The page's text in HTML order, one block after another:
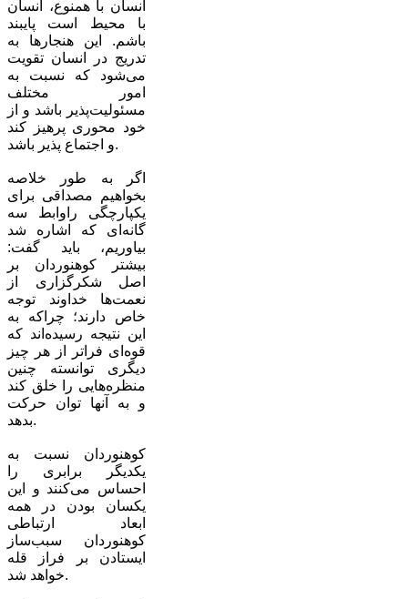
انسان با همنوع، انسان
با محیط است پایبند
باشم. این هنجارها به
تدریج در انسان تقویت
می‌شود که نسبت به
امور مختلف
مسئولیت‌پذیر باشد و از
خود محوری پرهیز کند
و اجتماع پذیر باشد.
اگر به طور خلاصه
بخواهیم مصداقی برای
یکپارچگی راوابط سه
گانه‌ای که اشاره شد
بیاوریم، باید گفت:
بیشتر کوهنوردان بر
اصل شکرگزاری از
نعمت‌ها خداوند توجه
خاص دارند؛ چراکه به
این نتیجه رسیده‌اند که
قوه‌ای فراتر از هر چیز
دیگری توانسته چنین
منظره‌هایی را خلق کند
و به آنها توان حرکت
بدهد.
کوهنوردان نسبت به
یکدیگر برابری را
احساس می‌کنند و این
یکسان بودن در همه
ابعاد ارتباطی
کوهنوردان سبب‌ساز
ایستادن بر فراز قله
خواهد شد.